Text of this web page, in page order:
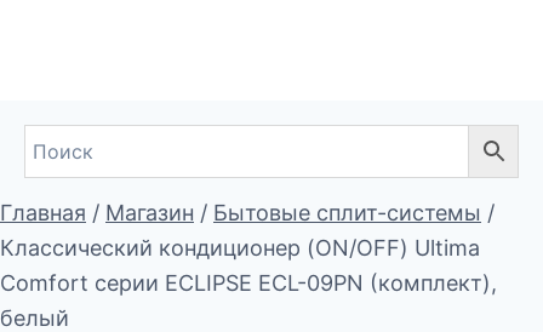
Главная / Магазин / Бытовые сплит-системы /
Классический кондиционер (ON/OFF) Ultima
Comfort серии ECLIPSE ECL-09PN (комплект),
белый